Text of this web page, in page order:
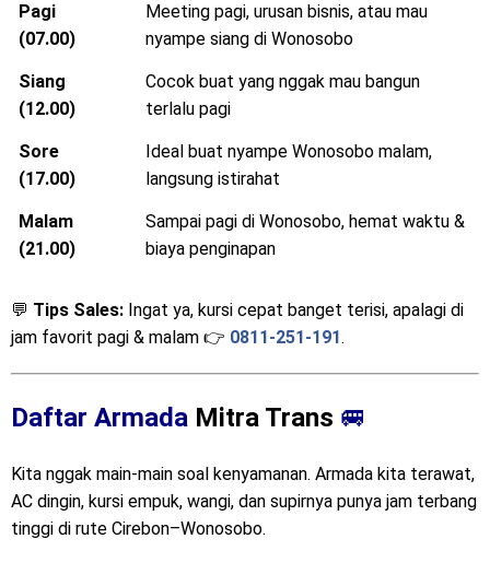
Pagi
(07.00)
Meeting pagi, urusan bisnis, atau mau
nyampe siang di Wonosobo
Siang
(12.00)
Cocok buat yang nggak mau bangun
terlalu pagi
Sore
(17.00)
Ideal buat nyampe Wonosobo malam,
langsung istirahat
Malam
(21.00)
Sampai pagi di Wonosobo, hemat waktu &
biaya penginapan
💬 Tips Sales: Ingat ya, kursi cepat banget terisi, apalagi di
jam favorit pagi & malam 👉 0811-251-191.
Daftar Armada Mitra Trans 🚐
Kita nggak main-main soal kenyamanan. Armada kita terawat,
AC dingin, kursi empuk, wangi, dan supirnya punya jam terbang
tinggi di rute Cirebon–Wonosobo.